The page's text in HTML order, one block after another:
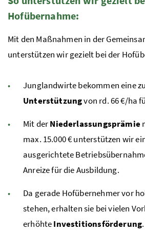
Hofübernahme:
Mit den Maßnahmen in der
unterstützen wir gezielt bei der
Junglandwirte bekommen eine
Unterstützungvon rd. 66 €/ha
Mit derNiederlassungsprämie
max. 15.000 € unterstützen wir
ausgerichtete
Anreize für die Ausbildung.
Da gerade Hofübernehmer vor
stehen, erhalten sie bei vielen
erhöhteInvestitionsförderung